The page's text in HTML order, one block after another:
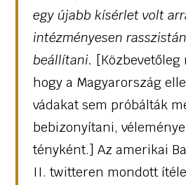
egy újabb kísérlet volt
intézményesen
beállítani.
hogy a Magyarország
vádakat sem próbálták
bebizonyítani,
tényként.] Az amerikai
II. twitteren mondott